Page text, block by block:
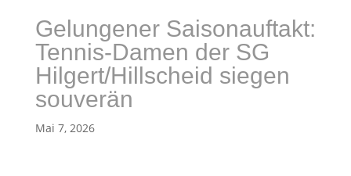
Gelungener Saisonauftakt:
Tennis-Damen der SG
Hilgert/Hillscheid siegen
souverän
Mai 7, 2026